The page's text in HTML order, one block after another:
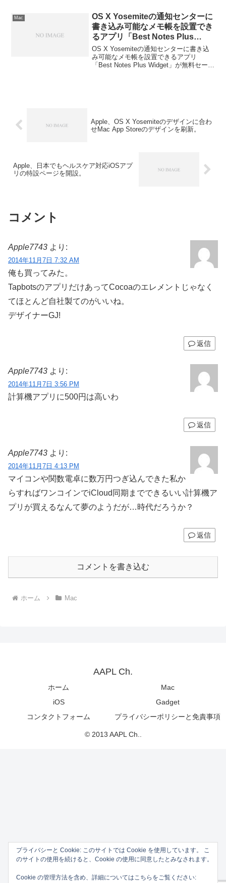
Mac
OS X Yosemiteの通知センターに
書き込み可能なメモ帳を設置でき
るアプリ「Best Notes Plus
Widget」が無料セール
OS X Yosemiteの通知センターに書き込
み可能なメモ帳を設置できるアプリ
「Best Notes Plus Widget」が無料セール
Apple、OS X Yosemiteのデザインに合わ
せMac App Storeのデザインを刷新。
Apple、日本でもヘルスケア対応iOSアプ
リの特設ページを開設。
コメント
Apple7743 より:
2014年11月7日 7:32 AM
俺も買ってみた。
TapbotsのアプリだけあってCocoaのエレメントじゃなく
てほとんど自社製てのがいいね。
デザイナーGJ!
返信
Apple7743 より:
2014年11月7日 3:56 PM
計算機アプリに500円は高いわ
返信
Apple7743 より:
2014年11月7日 4:13 PM
マイコンや関数電卓に数万円つぎ込んできた私か
らすればワンコインでiCloud同期までできるいい計算機ア
プリが買えるなんて夢のようだが…時代だろうか？
返信
コメントを書き込む
ホーム Mac
AAPL Ch.
ホーム
Mac
iOS
Gadget
コンタクトフォーム
プライバシーポリシーと免責事項
© 2013 AAPL Ch..
プライバシーと Cookie: このサイトでは Cookie を使用しています。 こ
のサイトの使用を続けると、Cookie の使用に同意したとみなされます。
Cookie の管理方法を含め、詳細についてはこちらをご覧ください: